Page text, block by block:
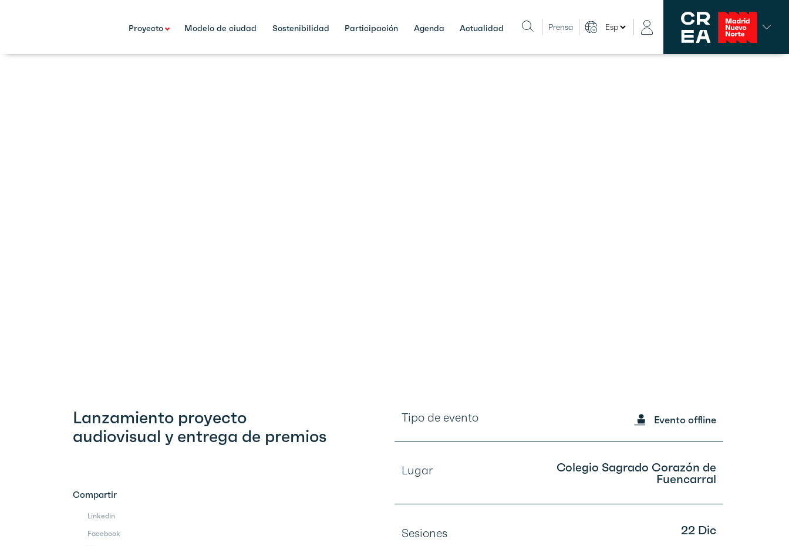
Proyecto Modelo de ciudad Sostenibilidad Participación Agenda Actualidad Prensa
Lanzamiento proyecto
audiovisual y entrega de premios
Compartir
Linkedin
Facebook
Tipo de evento Evento offline
Lugar Colegio Sagrado Corazón de
Fuencarral
Sesiones 22 Dic